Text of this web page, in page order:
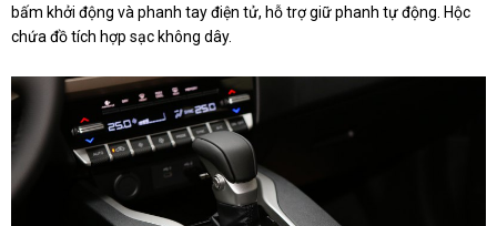
bấm khởi động và phanh tay điện tử, hỗ trợ giữ phanh tự động. Hộc
chứa đồ tích hợp sạc không dây.